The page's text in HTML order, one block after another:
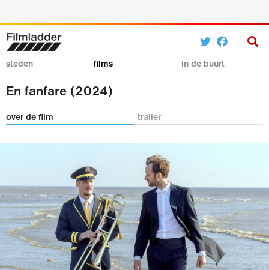
steden films in de buurt
En fanfare (2024)
over de film trailer